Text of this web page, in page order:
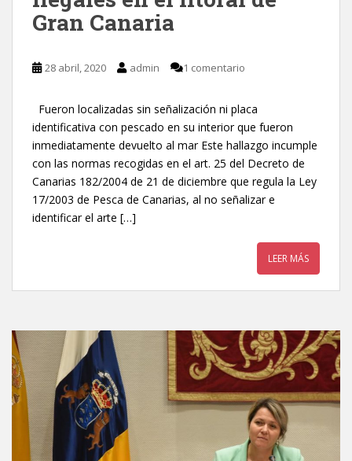
Gran Canaria
28 abril, 2020 admin 1 comentario
Fueron localizadas sin señalización ni placa
identificativa con pescado en su interior que fueron
inmediatamente devuelto al mar Este hallazgo incumple
con las normas recogidas en el art. 25 del Decreto de
Canarias 182/2004 de 21 de diciembre que regula la Ley
17/2003 de Pesca de Canarias, al no señalizar e
identificar el arte […]
LEER MÁS